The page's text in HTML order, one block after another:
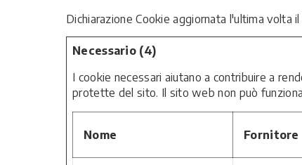
Dichiarazione Cookie aggiornata l'ultima volta
Necessario (4)
I cookie necessari aiutano a contribuire a
protette del sito. Il sito web non può
Nome Fornitore